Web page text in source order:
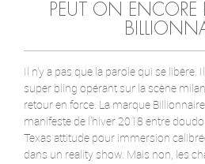
PEUT ON ENCORE
Il n'y a pas que la parole qui se libère.
super bling opérant sur la scène
retour en force. La marque
manifeste de l'hiver 2018 entre
Texas attitude pour immersion
dans un reality show. Mais non, les